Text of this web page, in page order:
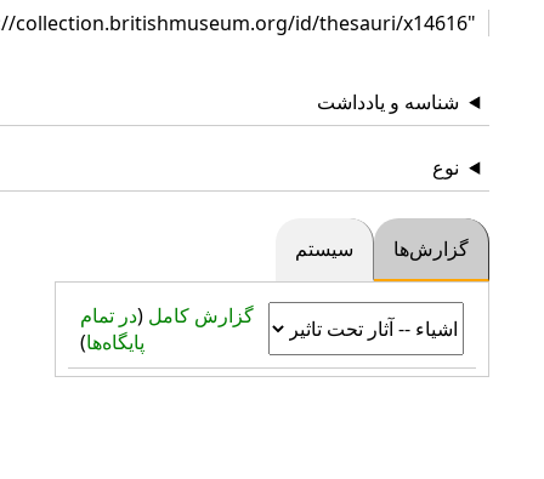
شناسه و یادداشت
گزارش‌ها سیستم
گزارش کامل(در تمام
پایگاه‌ها)